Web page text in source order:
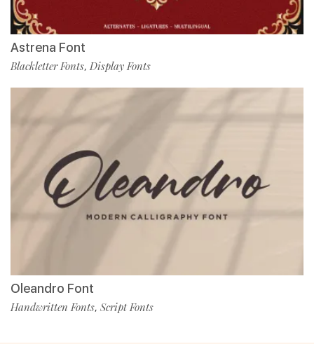
Astrena Font
Blackletter Fonts, Display Fonts
Oleandro Font
Handwritten Fonts, Script Fonts